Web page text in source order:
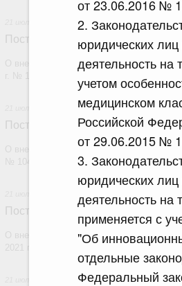
от 23.06.2016 №
2.
юридических
деятельность на
учетом
медицинском
Российской
от 29.06.2015 №
3.
юридических
деятельность на
применяется с
"Об
отдельные
Федеральный
Постановление Правительства
О внесении изменений в постановление
Постановление Правительства
О внесении изменений в постановление
Постановление Правительства
О внесении изменений в постановление